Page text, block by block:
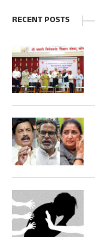
RECENT POSTS